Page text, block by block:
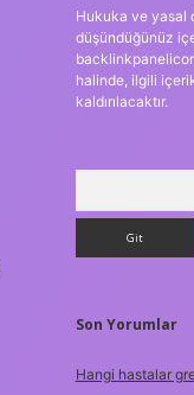
Hukuka ve yasal
düşündüğünüz
halinde, ilgili
kaldırılacaktır.
Son Yorumlar
Hangi hastalar